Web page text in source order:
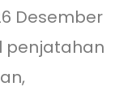
Desember
penjatahan